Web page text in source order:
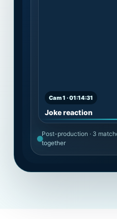
Cam 1 · 01:14:31
Joke reaction
Post-production · 3
together